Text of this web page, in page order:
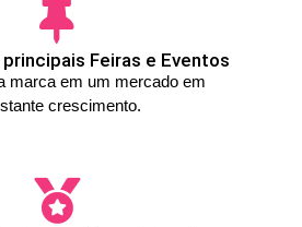
Feiras e Eventos
marca em um mercado em
crescimento.